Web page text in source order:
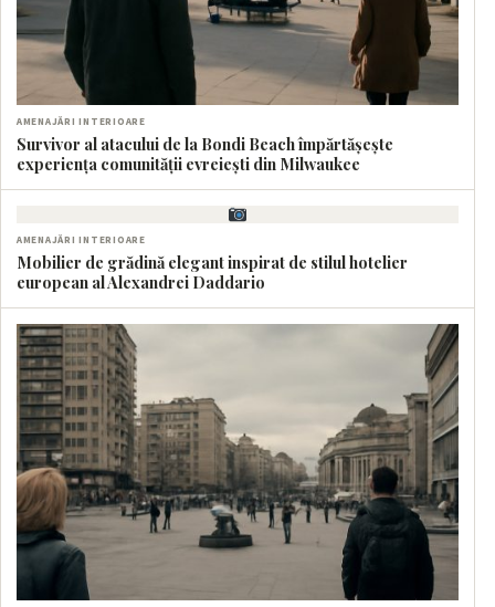
AMENAJĂRI INTERIOARE
Survivor al atacului de la Bondi Beach împărtășește
experiența comunității evreiești din Milwaukee
AMENAJĂRI INTERIOARE
Mobilier de grădină elegant inspirat de stilul hotelier
european al Alexandrei Daddario